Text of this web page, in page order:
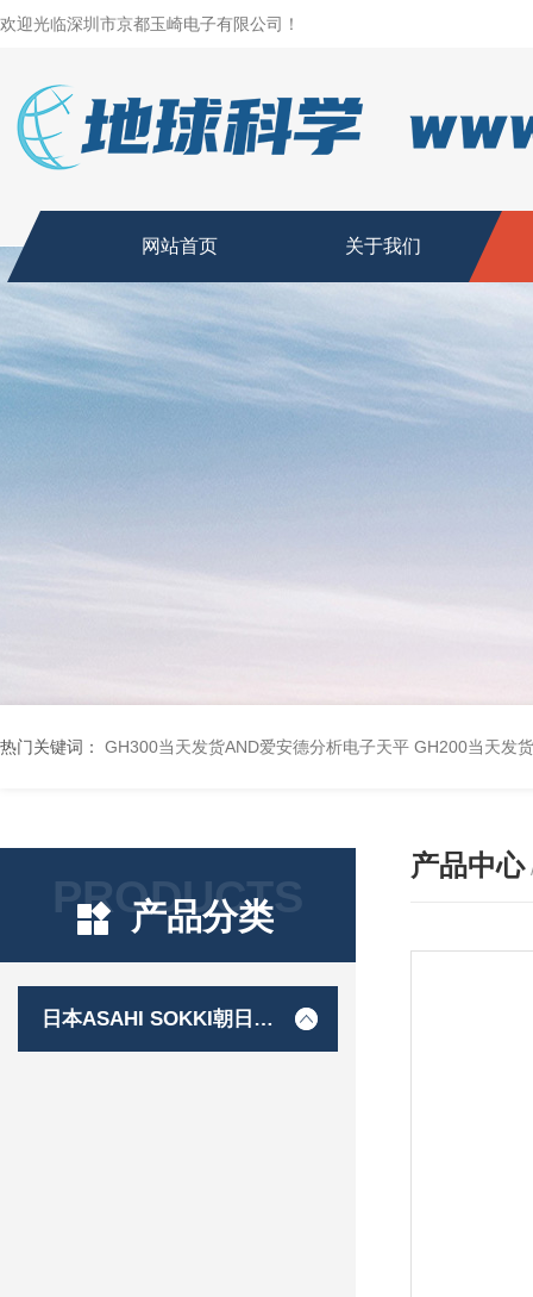
欢迎光临深圳市京都玉崎电子有限公司！
网站首页 关于我们
热门关键词： GH300当天发货AND爱安德分析电子天平 GH200当天发
PRODUCTS
产品分类
日本ASAHI SOKKI朝日测器
产品中心